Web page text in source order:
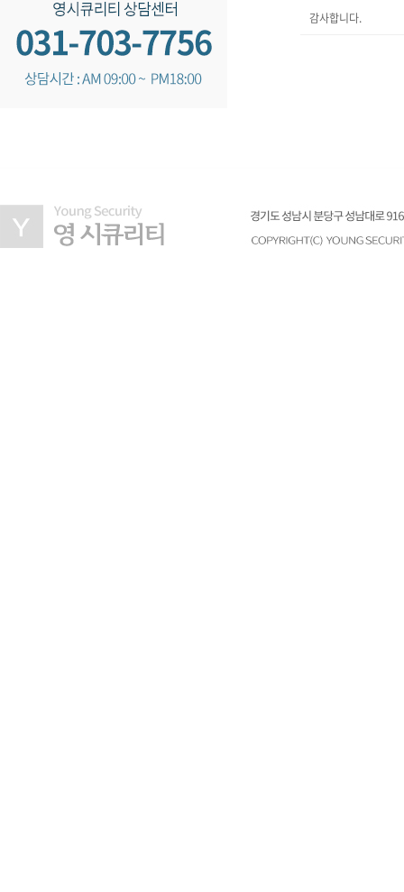
감사합니다.